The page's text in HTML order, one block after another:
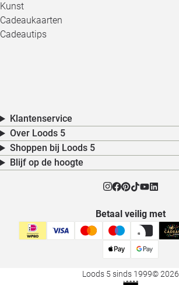
Kunst
Cadeaukaarten
Cadeautips
Klantenservice
Over Loods 5
Shoppen bij Loods 5
Blijf op de hoogte
Betaal veilig met
Loods 5 sinds 1999© 2026